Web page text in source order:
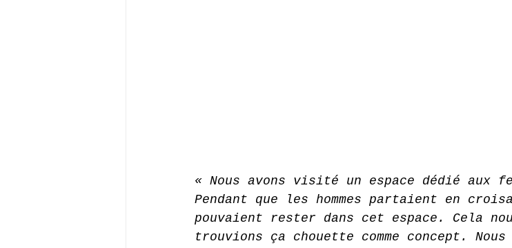
« Nous avons visité un espace dédié aux
Pendant que les hommes partaient en
pouvaient rester dans cet espace. Cela
trouvions ça chouette comme concept.